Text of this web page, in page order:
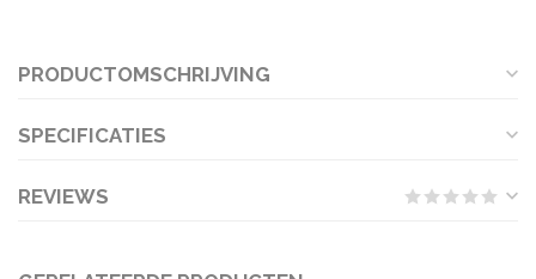
PRODUCTOMSCHRIJVING
SPECIFICATIES
REVIEWS